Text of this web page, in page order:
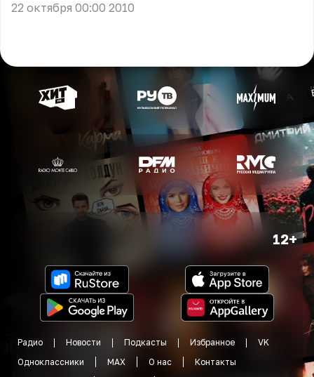
22 октября 00:00 2010
12+
Радио Новости Подкасты Избранное
VK
Одноклассники
MAX О нас
Контакты